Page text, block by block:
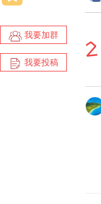
我要加群
我要投稿
2